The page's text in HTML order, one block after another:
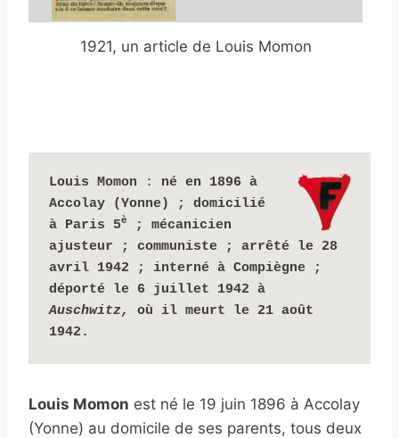
1921, un article de Louis Momon
Louis Momon : né en 1896 à
Accolay (Yonne) ; domicilié
à Paris 5è
; mécanicien
ajusteur ; communiste ; arrêté le 28
avril 1942 ; interné à Compiègne ;
déporté le 6 juillet 1942 à
Auschwitz, où il meurt le 21 août
1942.
Louis Momon est né le 19 juin 1896 à Accolay
(Yonne) au domicile de ses parents, tous deux